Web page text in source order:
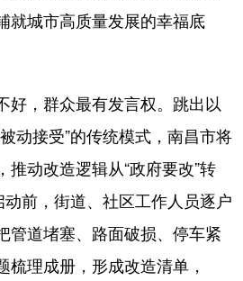
湖北 湖南
青海 宁夏
黑龙江
Français عربى
就城市高质量发展的幸福底
，群众最有发言权。跳出以
动接受”的传统模式，南昌市将
推动改造逻辑从“政府要改”转
动前，街道、社区工作人员逐户
管道堵塞、路面破损、停车紧
梳理成册，形成改造清单，